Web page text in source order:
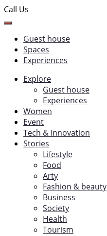
Call Us
Guest house
Spaces
Experiences
Explore
Guest house
Experiences
Women
Event
Tech & Innovation
Stories
Lifestyle
Food
Arty
Fashion & beauty
Business
Society
Health
Tourism